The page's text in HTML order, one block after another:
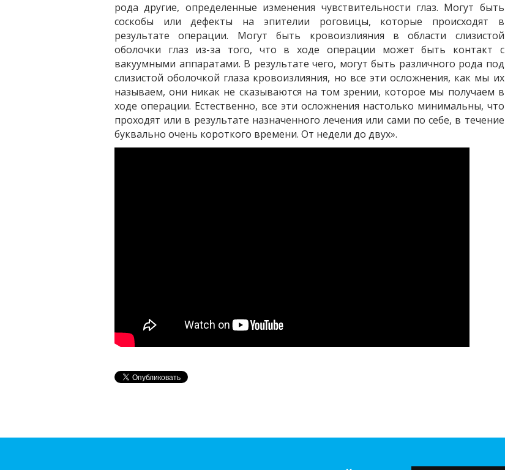
рода другие, определенные изменения чувствительности глаз. Могут быть
соскобы или дефекты на эпителии роговицы, которые происходят в
результате операции. Могут быть кровоизлияния в области слизистой
оболочки глаз из-за того, что в ходе операции может быть контакт с
вакуумными аппаратами. В результате чего, могут быть различного рода под
слизистой оболочкой глаза кровоизлияния, но все эти осложнения, как мы их
называем, они никак не сказываются на том зрении, которое мы получаем в
ходе операции. Естественно, все эти осложнения настолько минимальны, что
проходят или в результате назначенного лечения или сами по себе, в течение
буквально очень короткого времени. От недели до двух».